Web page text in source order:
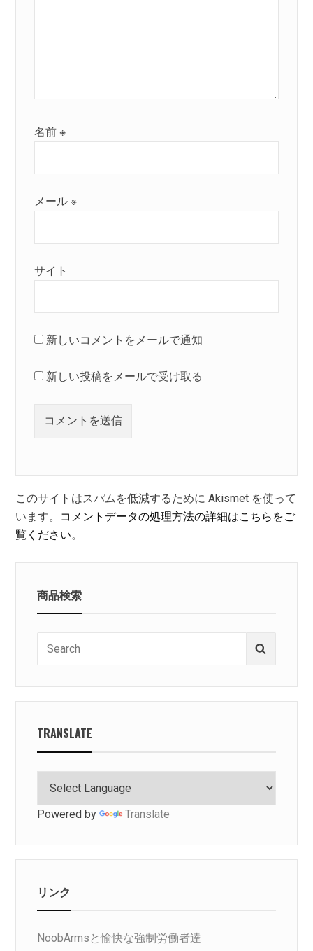
名前※
メール※
サイト
新しいコメントをメールで通知
新しい投稿をメールで受け取る
このサイトはスパムを低減するために Akismet を使って
います。 コメントデータの処理方法の詳細はこちらをご
覧ください。
商品検索
TRANSLATE
Powered by Translate
リンク
NoobArmsと愉快な強制労働者達